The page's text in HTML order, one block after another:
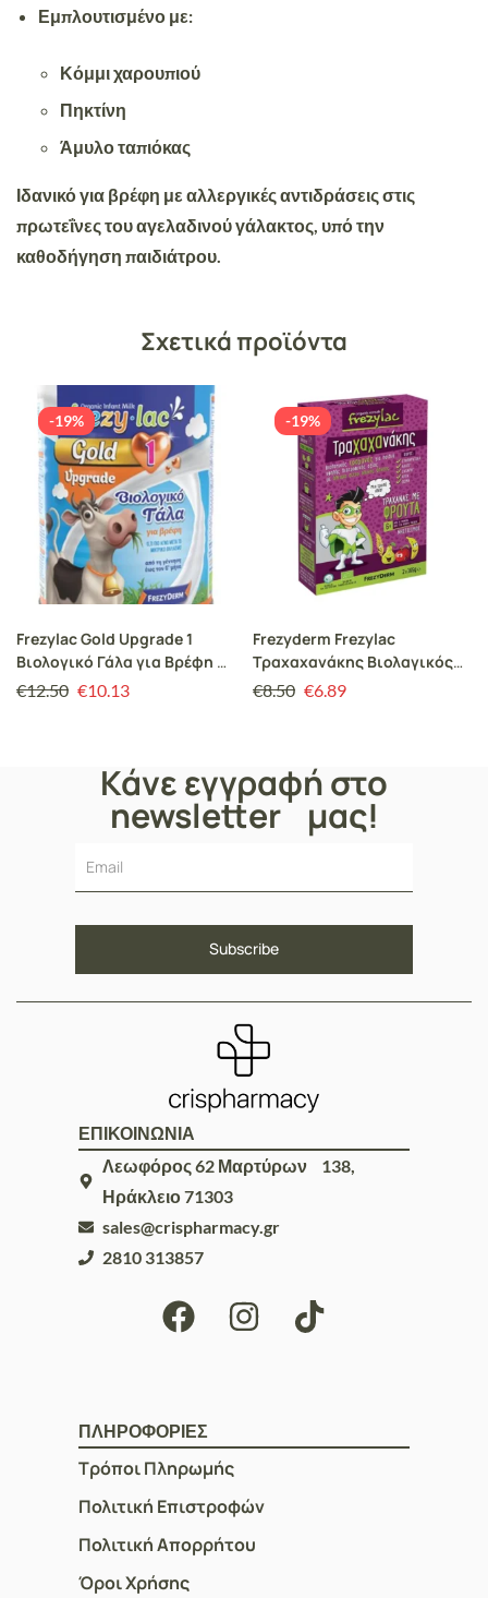
Εμπλουτισμένο με:
Κόμμι χαρουπιού
Πηκτίνη
Άμυλο ταπιόκας
Ιδανικό για βρέφη με αλλεργικές αντιδράσεις στις
πρωτεΐνες του αγελαδινού γάλακτος, υπό την
καθοδήγηση παιδιάτρου.
Σχετικά προϊόντα
-19%
Frezylac Gold Upgrade 1
Βιολογικό Γάλα για Βρέφη 0-
6 μηνών, 400gr
€12.50 €10.13
-19%
Frezyderm Frezylac
Τραχαχανάκης Βιολαγικός
Τραχανάς με Φρούτα 6m+
€8.50 €6.89
Κάνε εγγραφή στο
newsletter μας!
ΕΠΙΚΟΙΝΩΝΙΑ
Λεωφόρος 62 Μαρτύρων 138,
Ηράκλειο 71303
sales@crispharmacy.gr
2810 313857
ΠΛΗΡΟΦΟΡΙΕΣ
Τρόποι Πληρωμής
Πολιτική Επιστροφών
Πολιτική Απορρήτου
Όροι Χρήσης